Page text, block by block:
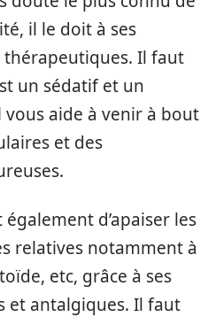
il le doit à ses
Il faut
un sédatif et un
aide à venir à bout
et des
d’apaiser les
relatives notamment à
etc, grâce à ses
et antalgiques. Il faut